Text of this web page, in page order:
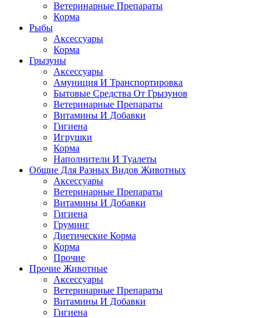
Ветеринарные Препараты
Корма
Рыбы
Аксессуары
Корма
Грызуны
Аксессуары
Амуниция И Транспортировка
Бытовые Средства От Грызунов
Ветеринарные Препараты
Витамины И Добавки
Гигиена
Игрушки
Корма
Наполнители И Туалеты
Общие Для Разных Видов Животных
Аксессуары
Ветеринарные Препараты
Витамины И Добавки
Гигиена
Груминг
Диетические Корма
Корма
Прочие
Прочие Животные
Аксессуары
Ветеринарные Препараты
Витамины И Добавки
Гигиена